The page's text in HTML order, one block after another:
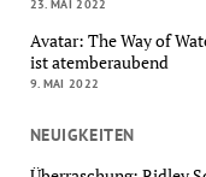
23. MAI 2022
Avatar: The Way of
ist atemberaubend
9. MAI 2022
NEUIGKEITEN